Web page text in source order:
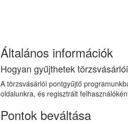
Általános információk
Hogyan gyűjthetek
A törzsvásárlói pontgyűjtő
oldalunkra, és regisztrált
Pontok beváltása